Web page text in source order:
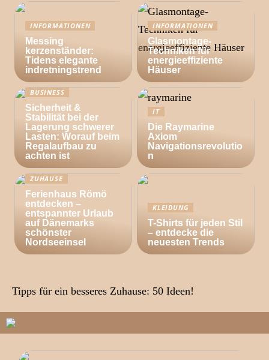
INFORMATIONEN
Messing
kerzenständer:
Tidens elegante
indretningstrend
INFORMATIONEN
Glasmontage-
Techniken für
energieeffiziente
Häuser
BUSINESS
Sicherheit &
Stabilität bei der
Lagerung schwerer
Lasten: Worauf beim
Regalaufbau zu
achten ist
IT
Die Raymarine
Axiom
Navigationsrevolutio
n
ZUHAUSE
Ferienhaus Römö
entdecken –
entspannter Urlaub
auf Dänemarks
schönster
Nordseeinsel
KLEIDUNG
T-Shirts für jeden Stil
– entdecke die
neuesten Trends
Tipps für ein besseres Zuhause: 50 Ideen!